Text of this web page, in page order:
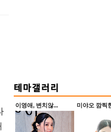
이영애, 변치않... 미야오 깜찍